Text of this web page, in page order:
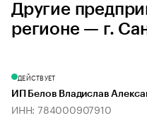
Другие
регионе — г.
ДЕЙСТВУЕТ
ИП Белов Владислав
ИНН: 784000907910